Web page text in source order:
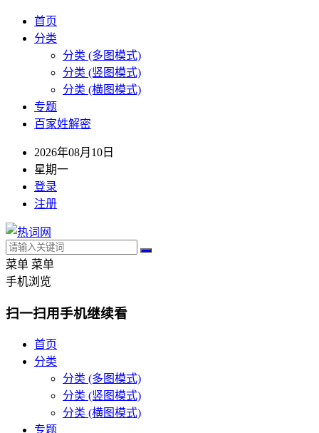
首页
分类
分类 (多图模式)
分类 (竖图模式)
分类 (横图模式)
专题
百家姓解密
2026年08月10日
星期一
登录
注册
菜单 菜单
手机浏览
扫一扫用手机继续看
首页
分类
分类 (多图模式)
分类 (竖图模式)
分类 (横图模式)
专题